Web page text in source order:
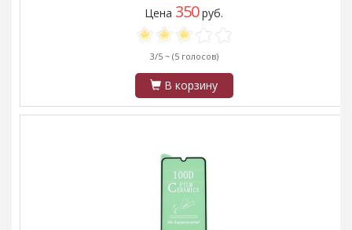
Цена 350руб.
3/5 ~ (5 голосов)
В корзину